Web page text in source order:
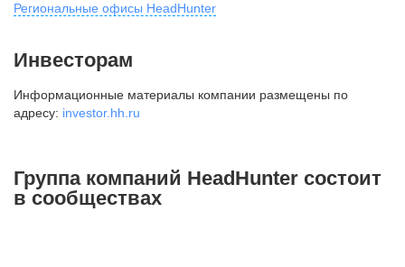
Региональные офисы HeadHunter
внутригородская территория
Муниципальный округ Тверской,
2-я Брестская ул., д. 48,
+7 495 980-64-27
Инвесторам
Информационные материалы компании размещены по
адресу: investor.hh.ru
Группа компаний HeadHunter состоит
в сообществах